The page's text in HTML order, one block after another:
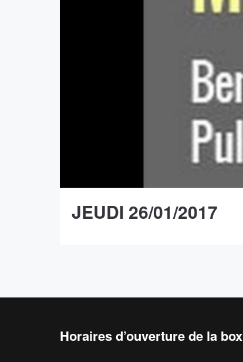
JEUDI 26/01/2017
Horaires d’ouverture de la box